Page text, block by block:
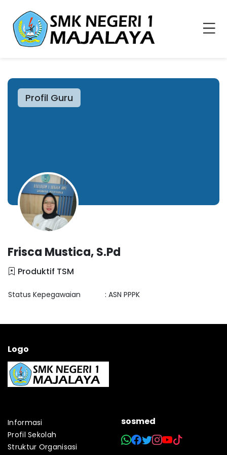
Profil Guru
Frisca Mustica, S.Pd
Produktif TSM
Status Kepegawaian : ASN PPPK
Logo
Informasi
Profil Sekolah
Struktur Organisasi
sosmed